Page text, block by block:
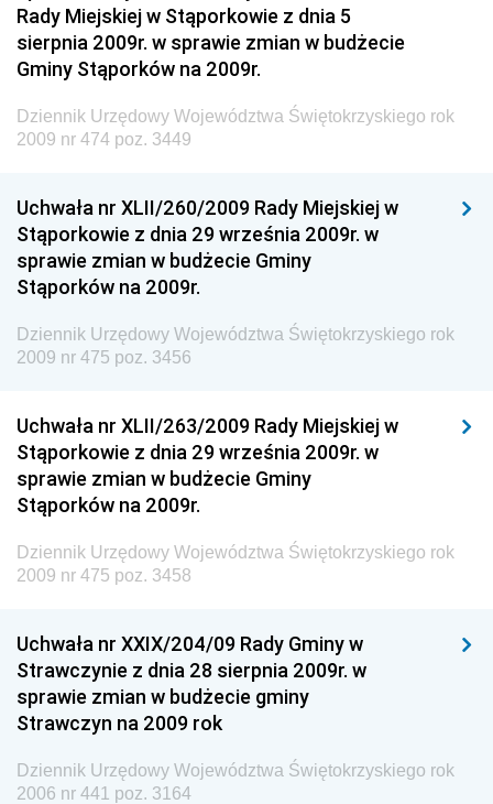
Dziennik Urzędowy Ministra Pracy i Polityki
Społecznej
Dziennik Urzędowy Ministra Transportu, Budownictwa
i Gospodarki Morskiej
Dziennik Urzędowy Ministra Spraw Zagranicznych
Dziennik Urzędowy Centralnego Biura
Antykorupcyjnego
Wewnętrznego
Dziennik Urzędowy Urzędu Patentowego
Dziennik Urzędowy Generalnej Dyrekcji Dróg
Krajowych i Autostrad
Dziennik Urzędowy Ministra Środowiska
Dziennik Urzędowy Ministra Edukacji
Dziennik Urzędowy Ministra Przemysłu
Dziennik Urzędowy Ministra Finansów i Gospodarki
Dziennik Urzędowy Ministra do Spraw Unii
Dziennik Urzędowy Agencji Wywiadu
Rady Miejskiej w Stąporkowie z dnia 5
sierpnia 2009r. w sprawie zmian w budżecie
Gminy Stąporków na 2009r.
Dziennik Urzędowy Województwa Świętokrzyskiego rok
2009 nr 474 poz. 3449
Uchwała nr XLII/260/2009 Rady Miejskiej w
Stąporkowie z dnia 29 września 2009r. w
sprawie zmian w budżecie Gminy
Stąporków na 2009r.
Dziennik Urzędowy Województwa Świętokrzyskiego rok
2009 nr 475 poz. 3456
Uchwała nr XLII/263/2009 Rady Miejskiej w
Stąporkowie z dnia 29 września 2009r. w
sprawie zmian w budżecie Gminy
Stąporków na 2009r.
Dziennik Urzędowy Województwa Świętokrzyskiego rok
2009 nr 475 poz. 3458
Uchwała nr XXIX/204/09 Rady Gminy w
Strawczynie z dnia 28 sierpnia 2009r. w
sprawie zmian w budżecie gminy
Strawczyn na 2009 rok
Dziennik Urzędowy Województwa Świętokrzyskiego rok
2006 nr 441 poz. 3164